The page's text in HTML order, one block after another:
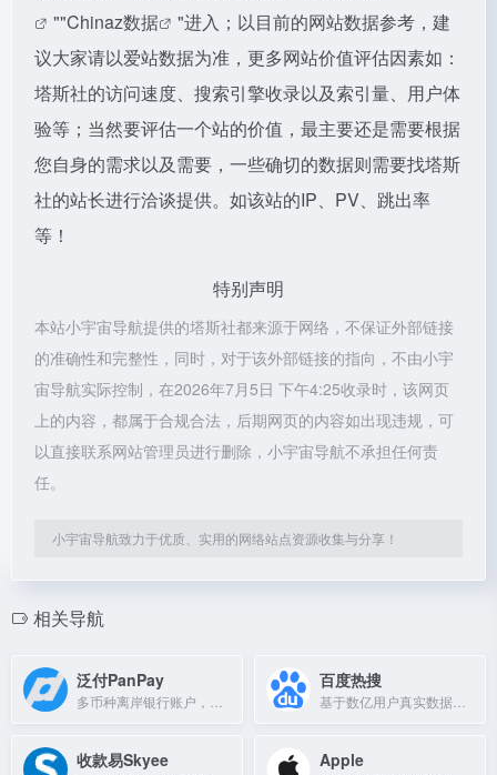
""Chinaz数据
"进入；以目前的网站数据参考，建
议大家请以爱站数据为准，更多网站价值评估因素如：
塔斯社的访问速度、搜索引擎收录以及索引量、用户体
验等；当然要评估一个站的价值，最主要还是需要根据
您自身的需求以及需要，一些确切的数据则需要找塔斯
社的站长进行洽谈提供。如该站的IP、PV、跳出率
等！
特别声明
本站小宇宙导航提供的塔斯社都来源于网络，不保证外部链接
的准确性和完整性，同时，对于该外部链接的指向，不由小宇
宙导航实际控制，在2026年7月5日 下午4:25收录时，该网页
上的内容，都属于合规合法，后期网页的内容如出现违规，可
以直接联系网站管理员进行删除，小宇宙导航不承担任何责
任。
小宇宙导航致力于优质、实用的网络站点资源收集与分享！
相关导航
泛付PanPay 百度热搜
收款易Skyee Apple